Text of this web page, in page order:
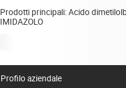
Prodotti principali: Acido
IMIDAZOLO
Profilo aziendale